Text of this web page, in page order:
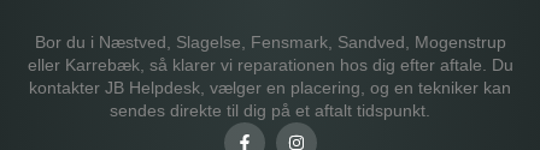
Bor du i Næstved, Slagelse, Fensmark, Sandved, Mogenstrup
eller Karrebæk, så klarer vi reparationen hos dig efter aftale. Du
kontakter JB Helpdesk, vælger en placering, og en tekniker kan
sendes direkte til dig på et aftalt tidspunkt.